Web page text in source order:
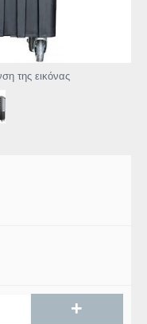
της εικόνας
+